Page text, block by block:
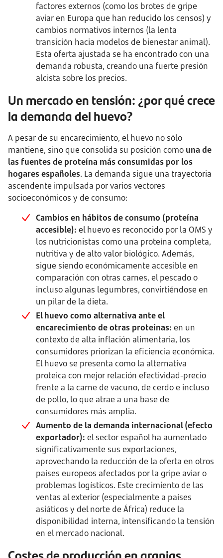
factores externos (como los brotes de gripe
aviar en Europa que han reducido los censos) y
cambios normativos internos (la lenta
transición hacia modelos de bienestar animal).
Esta oferta ajustada se ha encontrado con una
demanda robusta, creando una fuerte presión
alcista sobre los precios.
Un mercado en tensión: ¿por qué crece
la demanda del huevo?
A pesar de su encarecimiento, el huevo no sólo
mantiene, sino que consolida su posición como una de
las fuentes de proteína más consumidas por los
hogares españoles. La demanda sigue una trayectoria
ascendente impulsada por varios vectores
socioeconómicos y de consumo:
Cambios en hábitos de consumo (proteína
accesible): el huevo es reconocido por la OMS y
los nutricionistas como una proteína completa,
nutritiva y de alto valor biológico. Además,
sigue siendo económicamente accesible en
comparación con otras carnes, el pescado o
incluso algunas legumbres, convirtiéndose en
un pilar de la dieta.
El huevo como alternativa ante el
encarecimiento de otras proteínas: en un
contexto de alta inflación alimentaria, los
consumidores priorizan la eficiencia económica.
El huevo se presenta como la alternativa
proteica con mejor relación efectividad-precio
frente a la carne de vacuno, de cerdo e incluso
de pollo, lo que atrae a una base de
consumidores más amplia.
Aumento de la demanda internacional (efecto
exportador): el sector español ha aumentado
significativamente sus exportaciones,
aprovechando la reducción de la oferta en otros
países europeos afectados por la gripe aviar o
problemas logísticos. Este crecimiento de las
ventas al exterior (especialmente a países
asiáticos y del norte de África) reduce la
disponibilidad interna, intensificando la tensión
en el mercado nacional.